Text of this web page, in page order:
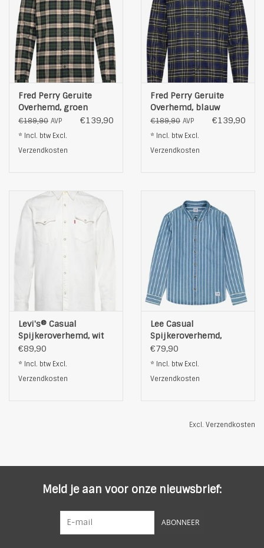
Fred Perry Geruite
Overhemd, groen
€189,90 AVP €139,90
* Incl. btw Excl.
Verzendkosten
Fred Perry Geruite
Overhemd, blauw
€189,90 AVP €139,90
* Incl. btw Excl.
Verzendkosten
Levi's® Casual
Spijkeroverhemd, wit
€89,90
* Incl. btw Excl.
Verzendkosten
Lee Casual
Spijkeroverhemd,
blauw
€79,90
* Incl. btw Excl.
Verzendkosten
Excl. Verzendkosten
Meld je aan voor onze nieuwsbrief:
ABONNEER